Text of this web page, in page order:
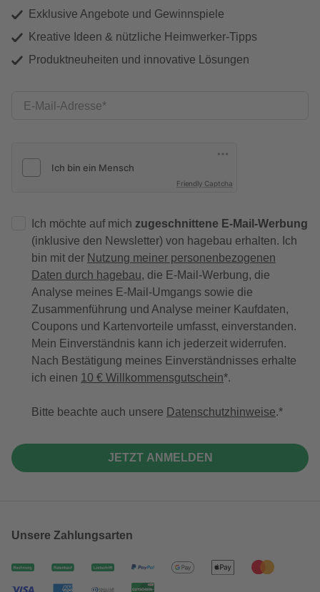
Exklusive Angebote und Gewinnspiele
Kreative Ideen & nützliche Heimwerker-Tipps
Produktneuheiten und innovative Lösungen
E-Mail-Adresse
Friendly Captcha
Ich möchte auf mich zugeschnittene E-Mail-Werbung
(inklusive den Newsletter) von hagebau erhalten. Ich
bin mit der Nutzung meiner personenbezogenen
Daten durch hagebau, die E-Mail-Werbung, die
Analyse meines E-Mail-Umgangs sowie die
Zusammenführung und Analyse meiner Kaufdaten,
Coupons und Kartenvorteile umfasst, einverstanden.
Mein Einverständnis kann ich jederzeit widerrufen.
Nach Bestätigung meines Einverständnisses erhalte
ich einen 10 € Willkommensgutschein*.
Bitte beachte auch unsere Datenschutzhinweise.
JETZT ANMELDEN
Unsere Zahlungsarten